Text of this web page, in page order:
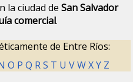
la ciudad deSan Salvador
comercial.
de Entre Ríos:
O PQ RS T UVWXY Z